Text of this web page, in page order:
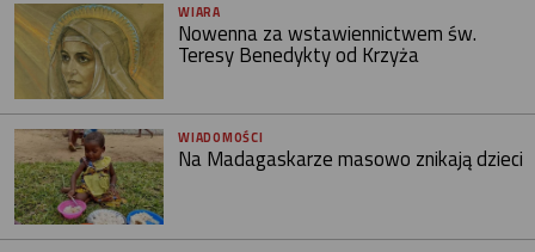
WIARA
Nowenna za wstawiennictwem św.
Teresy Benedykty od Krzyża
WIADOMOŚCI
Na Madagaskarze masowo znikają dzieci